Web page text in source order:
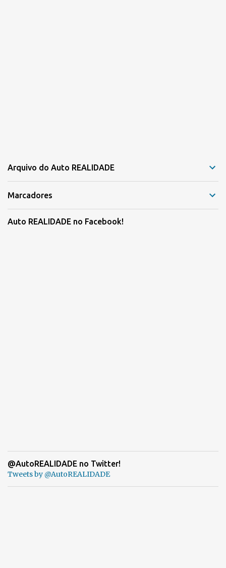
Arquivo do Auto REALIDADE
Marcadores
Auto REALIDADE no Facebook!
@AutoREALIDADE no Twitter!
Tweets by @AutoREALIDADE